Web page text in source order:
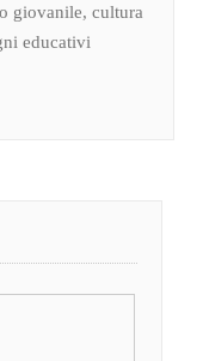
giovanile, cultura
educativi